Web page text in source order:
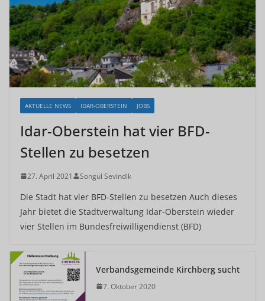
AKTUELLE NEWS IDAR-OBERSTEIN JOBS
Idar-Oberstein hat vier BFD-
Stellen zu besetzen
27. April 2021 Songül Sevindik
Die Stadt hat vier BFD-Stellen zu besetzen Auch dieses
Jahr bietet die Stadtverwaltung Idar-Oberstein wieder
vier Stellen im Bundesfreiwilligendienst (BFD)
Verbandsgemeinde Kirchberg sucht
7. Oktober 2020